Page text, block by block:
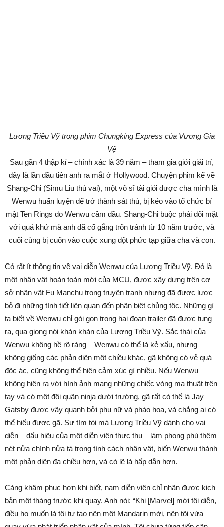
Lương Triều Vỹ trong phim Chungking Express của Vương Gia
Vệ
Sau gần 4 thập kỉ – chính xác là 39 năm – tham gia giới giải trí,
đây là lần đầu tiên anh ra mắt ở Hollywood. Chuyện phim kể về
Shang-Chi (Simu Liu thủ vai), một võ sĩ tài giỏi được cha mình là
Wenwu huấn luyện để trở thành sát thủ, bị kéo vào tổ chức bí
mật Ten Rings do Wenwu cầm đầu. Shang-Chi buộc phải đối mặt
với quá khứ mà anh đã cố gắng trốn tránh từ 10 năm trước, và
cuối cùng bị cuốn vào cuộc xung đột phức tạp giữa cha và con.
Có rất ít thông tin về vai diễn Wenwu của Lương Triều Vỹ. Đó là
một nhân vật hoàn toàn mới của MCU, được xây dựng trên cơ
sở nhân vật Fu Manchu trong truyện tranh nhưng đã được lược
bỏ đi những tình tiết liên quan đến phân biệt chủng tộc. Những gì
ta biết về Wenwu chỉ gói gọn trong hai đoạn trailer đã được tung
ra, qua giọng nói khàn khàn của Lương Triều Vỹ. Sắc thái của
Wenwu không hề rõ ràng – Wenwu có thể là kẻ xấu, nhưng
không giống các phản diện một chiều khác, gã không có vẻ quá
độc ác, cũng không thể hiện cảm xúc gì nhiều. Nếu Wenwu
không hiện ra với hình ảnh mang những chiếc vòng ma thuật trên
tay và có một đội quân ninja dưới trướng, gã rất có thể là Jay
Gatsby được vây quanh bởi phụ nữ và pháo hoa, và chẳng ai có
thể hiểu được gã. Sự tìm tòi mà Lương Triều Vỹ dành cho vai
diễn – dấu hiệu của một diễn viên thực thụ – làm phong phú thêm
nét nửa chính nửa tà trong tính cách nhân vật, biến Wenwu thành
một phản diện đa chiều hơn, và có lẽ là hấp dẫn hơn.
Càng khâm phục hơn khi biết, nam diễn viên chỉ nhận được kịch
bản một tháng trước khi quay. Anh nói: “Khi [Marvel] mời tôi diễn,
điều họ muốn là tôi tự tạo nên một Mandarin mới, nên tôi vừa